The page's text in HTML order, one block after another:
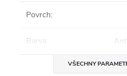
Povrch:
Barva:
VŠECHNY